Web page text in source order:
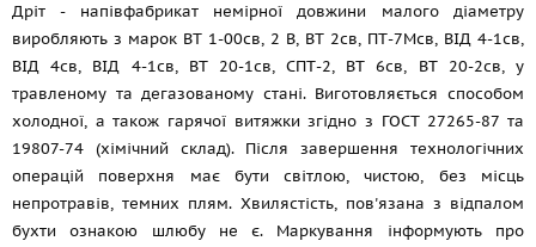
Дріт - напівфабрикат немірної довжини малого діаметру
виробляють з марок ВТ 1-00св, 2 В, ВТ 2св, ПТ-7Мсв, ВІД 4-1св,
ВІД 4св, ВІД 4-1св, ВТ 20-1св, СПТ-2, ВТ 6св, ВТ 20-2св, у
травленому та дегазованому стані. Виготовляється способом
холодної, а також гарячої витяжки згідно з ГОСТ 27265-87 та
19807-74 (хімічний склад). Після завершення технологічних
операцій поверхня має бути світлою, чистою, без місць
непротравів, темних плям. Хвилястість, пов'язана з відпалом
бухти ознакою шлюбу не є. Маркування інформують про